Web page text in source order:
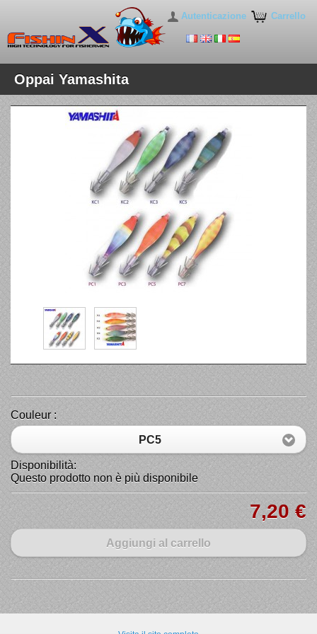
Carrello
Autenticazione
Oppai Yamashita
Couleur :
PC5
Disponibilità:
Questo prodotto non è più disponibile
7,20 €
Aggiungi al carrello